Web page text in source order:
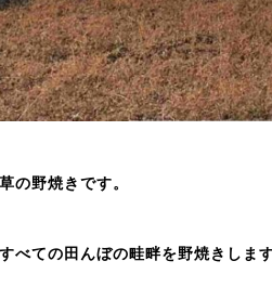
の野焼きです。
べての田んぼの畦畔を野焼きします